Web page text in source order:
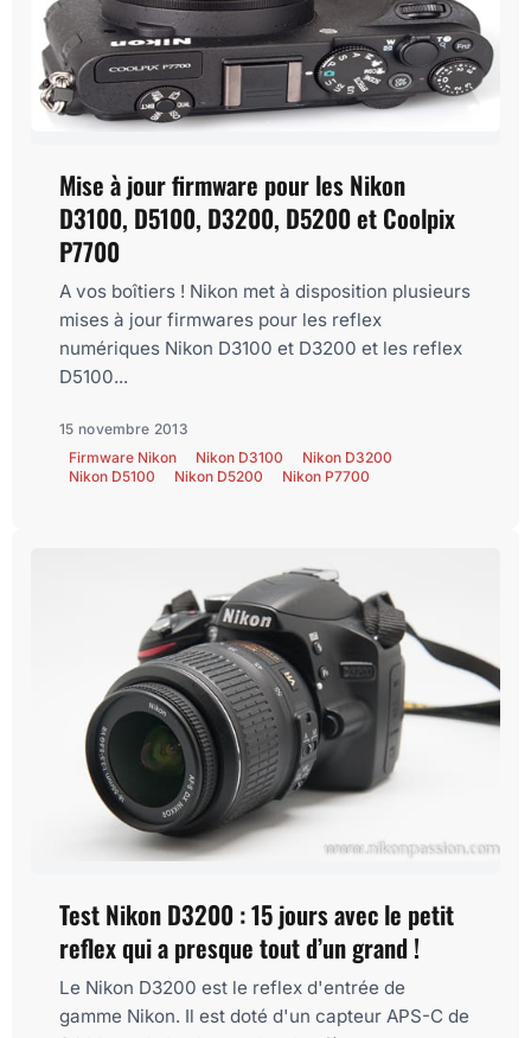
Mise à jour firmware pour les Nikon
D3100, D5100, D3200, D5200 et Coolpix
P7700
A vos boîtiers ! Nikon met à disposition plusieurs
mises à jour firmwares pour les reflex
numériques Nikon D3100 et D3200 et les reflex
D5100...
15 novembre 2013
Firmware Nikon
Nikon D3100
Nikon D3200
Nikon D5100
Nikon D5200 Nikon P7700
Test Nikon D3200 : 15 jours avec le petit
reflex qui a presque tout d’un grand !
Le Nikon D3200 est le reflex d'entrée de
gamme Nikon. Il est doté d'un capteur APS-C de